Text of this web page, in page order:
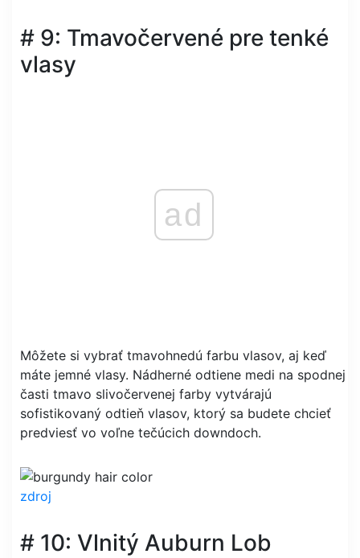
# 9: Tmavočervené pre tenké
vlasy
ad
Môžete si vybrať tmavohnedú farbu vlasov, aj keď
máte jemné vlasy. Nádherné odtiene medi na spodnej
časti tmavo slivočervenej farby vytvárajú
sofistikovaný odtieň vlasov, ktorý sa budete chcieť
predviesť vo voľne tečúcich downdoch.
zdroj
# 10: Vlnitý Auburn Lob